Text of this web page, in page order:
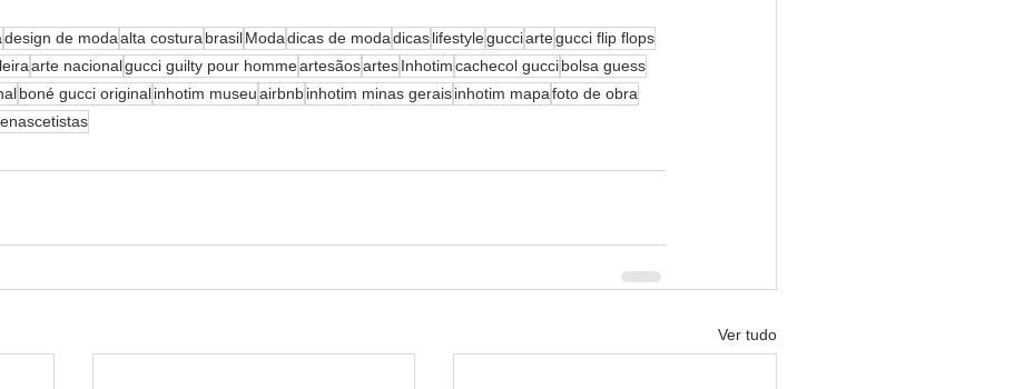
design de modaalta costura brasilModadicas de modadicaslifestylegucciartegucci flip flops
arte nacionalgucci guilty pour hommeartesãosartesInhotimcachecol guccibolsa guess
boné gucci originalinhotim museuairbnbinhotim minas geraisinhotim mapafoto de obra
Ver tudo